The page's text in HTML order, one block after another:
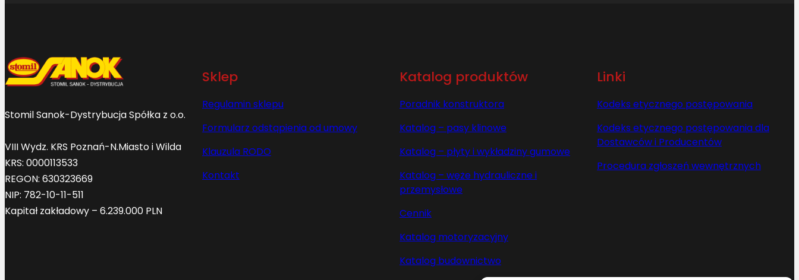
Stomil Sanok-Dystrybucja Spółka z o.o.
VIII Wydz. KRS Poznań-N.Miasto i Wilda
KRS: 0000113533
REGON: 630323669
NIP: 782-10-11-511
Kapitał zakładowy – 6.239.000 PLN
Sklep
Regulamin sklepu
Formularz odstąpienia od umowy
Klauzula RODO
Kontakt
Katalog produktów
Poradnik konstruktora
Katalog – pasy klinowe
Katalog – płyty i wykładziny gumowe
Katalog – węże hydrauliczne i
przemysłowe
Cennik
Katalog motoryzacyjny
Katalog budownictwo
Linki
Kodeks etycznego postępowania
Kodeks etycznego postępowania dla
Dostawców i Producentów
Procedura zgłoszeń wewnętrznych